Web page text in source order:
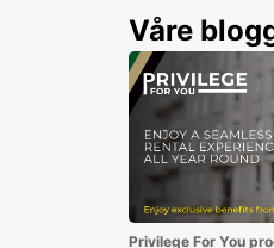
Våre
Privilege For You